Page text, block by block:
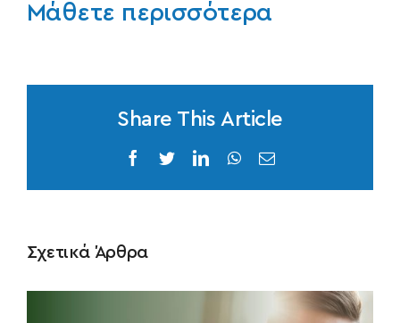
Μάθετε περισσότερα
Share This Article
Facebook
TwitterLinkedInWhatsApp
Email
Σχετικά Άρθρα